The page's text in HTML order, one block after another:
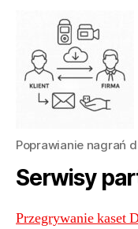
Poprawianie nagrań
Serwisy
Przegrywanie kaset